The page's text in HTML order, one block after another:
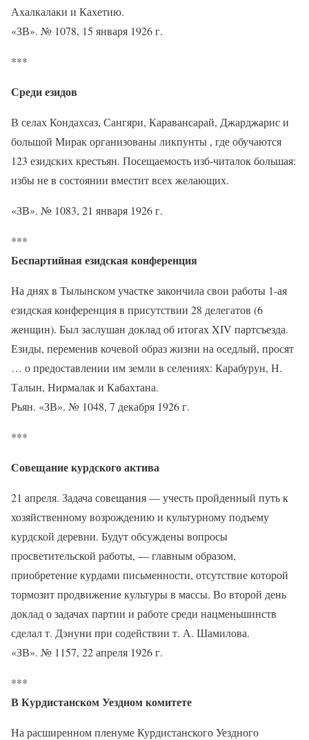
Ахалкалаки и Кахетию.
«ЗВ». № 1078, 15 января 1926 г.
***
Среди езидов
В селах Кондахсаз, Сангяри, Каравансарай, Джарджарис и
большой Мирак организованы ликпунты , где обучаются
123 езидских крестьян. Посещаемость изб-читалок большая:
избы не в состоянии вместит всех желающих.
«ЗВ». № 1083, 21 января 1926 г.
***
Беспартийная езидская конференция
На днях в Тылынском участке закончила свои работы 1-ая
езидская конференция в присутствии 28 делегатов (6
женщин). Был заслушан доклад об итогах XIV партсъезда.
Езиды, переменив кочевой образ жизни на оседлый, просят
… о предоставлении им земли в селениях: Карабурун, Н.
Талын, Нирмалак и Кабахтана.
Рьян. «ЗВ». № 1048, 7 декабря 1926 г.
***
Совещание курдского актива
21 апреля. Задача совещания — учесть пройденный путь к
хозяйственному возрождению и культурному подъему
курдской деревни. Будут обсуждены вопросы
просветительской работы, — главным образом,
приобретение курдами письменности, отсутствие которой
тормозит продвижение культуры в массы. Во второй день
доклад о задачах партии и работе среди нацменьшинств
сделал т. Дэнуни при содействии т. А. Шамилова.
«ЗВ». № 1157, 22 апреля 1926 г.
***
В Курдистанском Уездном комитете
На расширенном пленуме Курдистанского Уездного